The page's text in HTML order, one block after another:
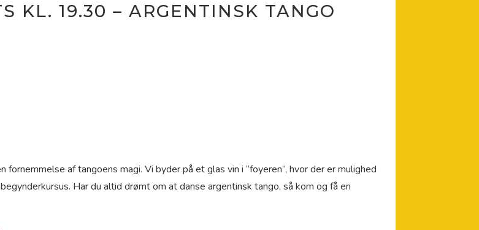
KL. 19.30 – ARGENTINSK TANGO
af tangoens magi. Vi byder på et glas vin i “foyeren”, hvor der er mulighed
Har du altid drømt om at danse argentinsk tango, så kom og få en